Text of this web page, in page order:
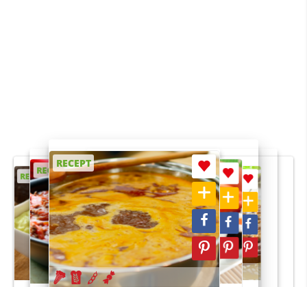
RECEPT
RECEPT
RECEPT
RECEPT
RECEPT